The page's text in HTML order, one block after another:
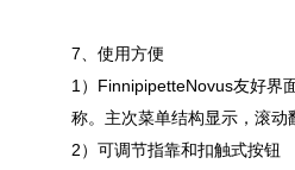
7、使用方便
1）FinnipipetteNovus友好界
称。主次菜单结构显示，滚
2）可调节指靠和扣触式按钮